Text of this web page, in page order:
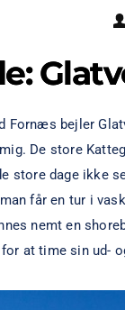
Fornæs bejler
De store
store dage ikke
får en tur i
nemt en
at time sin ud-